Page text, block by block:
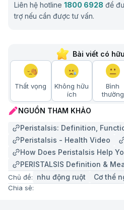
Liên hệ hotline 1800 6928 để
trợ nếu cần được tư vấn.
Bài viết có
Thất vọng
Không hữu
ích
Bình
thường
NGUỒN THAM KHẢO
Peristalsis: Definition,
Peristalsis - Health Video
How Does Peristalsis Help
PERISTALSIS Definition &
Chủ đề: nhu động ruột​ Cơ thể
Chia sẻ: